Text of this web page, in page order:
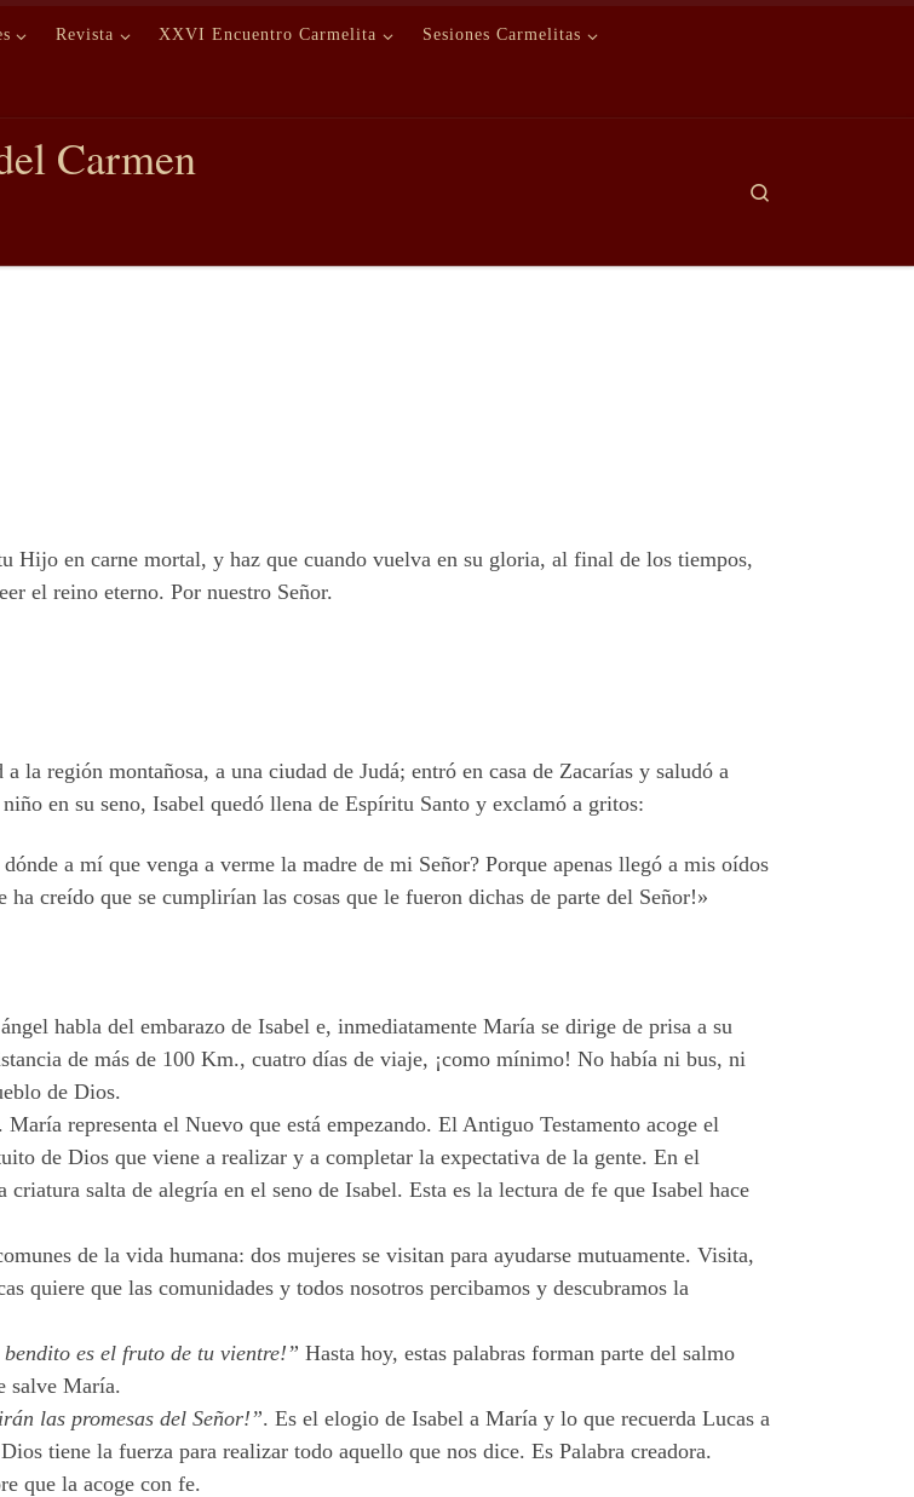
Revista XXVI Encuentro Carmelita Sesiones Carmelitas
Carmen
Hijo en carne mortal, y haz que cuando vuelva en su gloria, al final de los tiempos,
el reino eterno. Por nuestro Señor.
la región montañosa, a una ciudad de Judá; entró en casa de Zacarías y saludó a
en su seno, Isabel quedó llena de Espíritu Santo y exclamó a gritos:
a mí que venga a verme la madre de mi Señor? Porque apenas llegó a mis oídos
creído que se cumplirían las cosas que le fueron dichas de parte del Señor!»
habla del embarazo de Isabel e, inmediatamente María se dirige de prisa a su
de más de 100 Km., cuatro días de viaje, ¡como mínimo! No había ni bus, ni
de Dios.
representa el Nuevo que está empezando. El Antiguo Testamento acoge el
de Dios que viene a realizar y a completar la expectativa de la gente. En el
salta de alegría en el seno de Isabel. Esta es la lectura de fe que Isabel hace
de la vida humana: dos mujeres se visitan para ayudarse mutuamente. Visita,
quiere que las comunidades y todos nosotros percibamos y descubramos la
es el fruto de tu vientre!” Hasta hoy, estas palabras forman parte del salmo
salve María.
las promesas del Señor!”. Es el elogio de Isabel a María y lo que recuerda Lucas a
tiene la fuerza para realizar todo aquello que nos dice. Es Palabra creadora.
que la acoge con fe.